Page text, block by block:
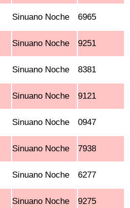
Sinuano Noche 6965
Sinuano Noche 9251
Sinuano Noche 8381
Sinuano Noche 9121
Sinuano Noche 0947
Sinuano Noche 7938
Sinuano Noche 6277
Sinuano Noche 9275